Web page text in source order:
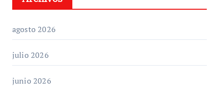
agosto 2026
julio 2026
junio 2026